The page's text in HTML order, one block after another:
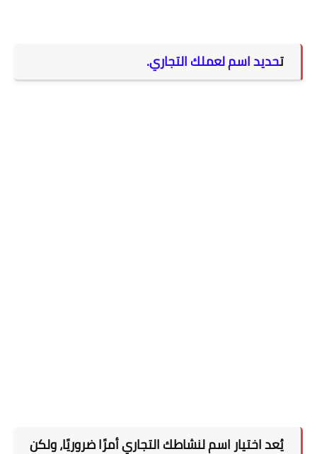
تحديد اسم لعملك التجاري.
يُعد اختيار اسم لنشاطك التجاري أمرًا ضروريًا، ولكن